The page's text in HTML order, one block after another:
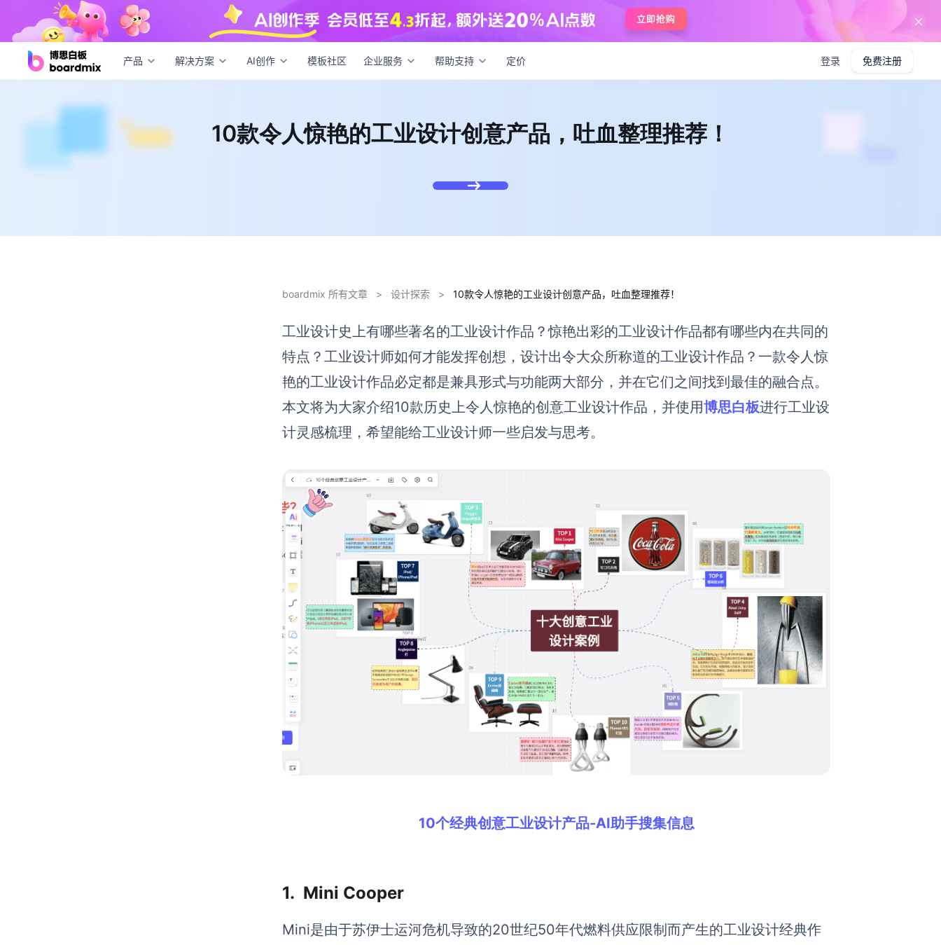
产品 解决方案 AI创作 模板社区 企业服务 帮助支持 定价 登录 免费注册
10款令人惊艳的工业设计创意产品，吐血整理推荐！
10款令人惊艳的工业设计创意产品，吐血整理推荐！
boardmix 所有文章 > 设计探索 > 10款令人惊艳的工业设计创意产品，吐血整理推荐！
工业设计史上有哪些著名的工业设计作品？惊艳出彩的工业设计作品都有哪些内在共同的
特点？工业设计师如何才能发挥创想，设计出令大众所称道的工业设计作品？ 一款令人惊
艳的工业设计作品必定都是兼具形式与功能两大部分，并在它们之间找到最佳的融合点。
本文将为大家介绍10款历史上令人惊艳的创意工业设计作品，并使用博思白板进行工业设
计灵感梳理，希望能给工业设计师一些启发与思考。
10个经典创意工业设计产品-AI助手搜集信息
1. Mini Cooper
Mini是由于苏伊士运河危机导致的20世纪50年代燃料供应限制而产生的工业设计经典作